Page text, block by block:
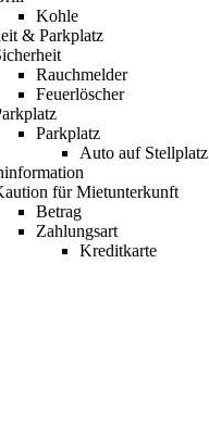
Kohle
& Parkplatz
Rauchmelder
Feuerlöscher
Parkplatz
Auto auf Stellplatz
für Mietunterkunft
Betrag
Zahlungsart
Kreditkarte